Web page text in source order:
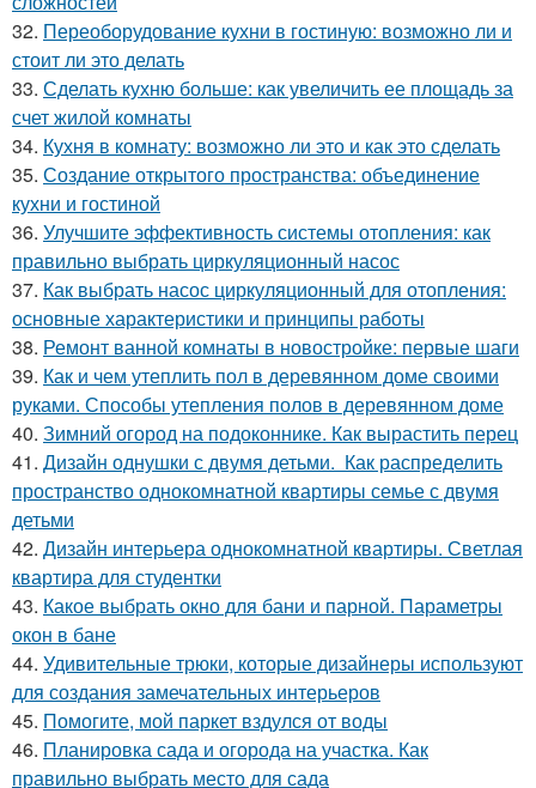
32. Переоборудование кухни в гостиную: возможно ли и
стоит ли это делать
33. Сделать кухню больше: как увеличить ее площадь за
счет жилой комнаты
34. Кухня в комнату: возможно ли это и как это сделать
35. Создание открытого пространства: объединение
кухни и гостиной
36. Улучшите эффективность системы отопления: как
правильно выбрать циркуляционный насос
37. Как выбрать насос циркуляционный для отопления:
основные характеристики и принципы работы
38. Ремонт ванной комнаты в новостройке: первые шаги
39. Как и чем утеплить пол в деревянном доме своими
руками. Способы утепления полов в деревянном доме
40. Зимний огород на подоконнике. Как вырастить перец
41. Дизайн однушки с двумя детьми. Как распределить
пространство однокомнатной квартиры семье с двумя
детьми
42. Дизайн интерьера однокомнатной квартиры. Светлая
квартира для студентки
43. Какое выбрать окно для бани и парной. Параметры
окон в бане
44. Удивительные трюки, которые дизайнеры используют
для создания замечательных интерьеров
45. Помогите, мой паркет вздулся от воды
46. Планировка сада и огорода на участка. Как
правильно выбрать место для сада